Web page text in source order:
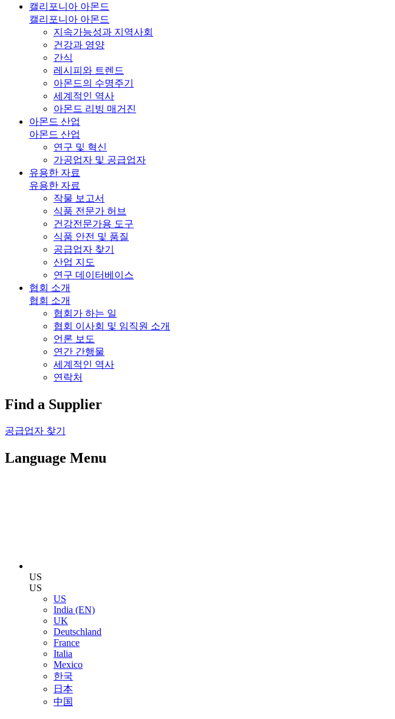
캘리포니아 아몬드
캘리포니아 아몬드
지속가능성과 지역사회
건강과 영양
간식
레시피와 트렌드
아몬드의 수명주기
세계적인 역사
아몬드 리빙 매거진
아몬드 산업
아몬드 산업
연구 및 혁신
가공업자 및 공급업자
유용한 자료
유용한 자료
작물 보고서
식품 전문가 허브
건강전문가용 도구
식품 안전 및 품질
공급업자 찾기
산업 지도
연구 데이터베이스
협회 소개
협회 소개
협회가 하는 일
협회 이사회 및 임직원 소개
언론 보도
연간 간행물
세계적인 역사
연락처
Find a Supplier
공급업자 찾기
Language Menu
US
US
US
India (EN)
UK
Deutschland
France
Italia
Mexico
한국
日本
中国